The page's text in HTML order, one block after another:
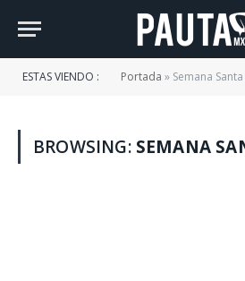
ESTAS VIENDO : Portada » Semana
BROWSING: SEMANA